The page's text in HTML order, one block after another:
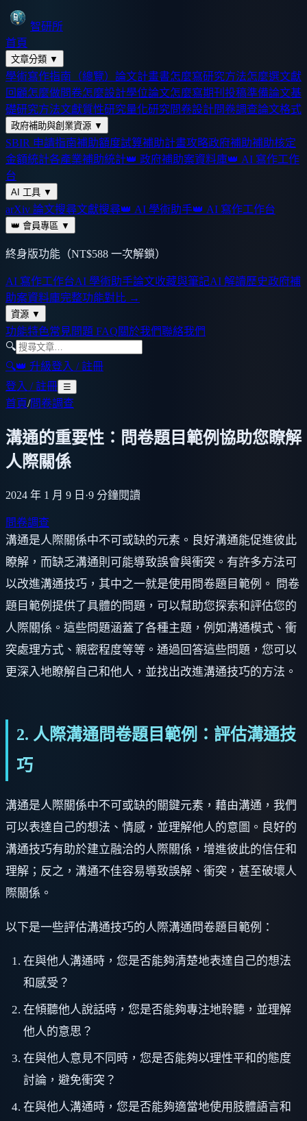
智研所
首頁
文章分類 ▼
學術寫作指南（總覽） 論文計畫書怎麼寫研究方法怎麼選文獻
回顧怎麼做問卷怎麼設計學位論文怎麼寫期刊投稿準備論文基
礎研究方法文獻質性研究量化研究問卷設計問卷調查論文格式
政府補助與創業資源 ▼
SBIR 申請指南補助額度試算補助計畫攻略政府補助補助核定
金額統計各產業補助統計👑 政府補助案資料庫👑 AI 寫作工作
台
AI 工具 ▼
arXiv 論文搜尋文獻搜尋👑 AI 學術助手👑 AI 寫作工作台
👑 會員專區 ▼
終身版功能（NT$588 一次解鎖）
AI 寫作工作台AI 學術助手論文收藏與筆記AI 解讀歷史政府補
助案資料庫完整功能對比 →
資源 ▼
功能特色常見問題 FAQ關於我們聯絡我們
🔍
🔍👑 升級登入 / 註冊
登入 / 註冊 ☰
首頁/問卷調查
溝通的重要性：問卷題目範例協助您瞭解
人際關係
2024 年 1 月 9 日 ·9 分鐘閱讀
問卷調查
溝通是人際關係中不可或缺的元素。良好溝通能促進彼此
瞭解，而缺乏溝通則可能導致誤會與衝突。有許多方法可
以改進溝通技巧，其中之一就是使用問卷題目範例。 問卷
題目範例提供了具體的問題，可以幫助您探索和評估您的
人際關係。這些問題涵蓋了各種主題，例如溝通模式、衝
突處理方式、親密程度等等。通過回答這些問題，您可以
更深入地瞭解自己和他人，並找出改進溝通技巧的方法。
2. 人際溝通問卷題目範例：評估溝通技
巧
溝通是人際關係中不可或缺的關鍵元素，藉由溝通，我們
可以表達自己的想法、情感，並理解他人的意圖。良好的
溝通技巧有助於建立融洽的人際關係，增進彼此的信任和
理解；反之，溝通不佳容易導致誤解、衝突，甚至破壞人
際關係。
以下是一些評估溝通技巧的人際溝通問卷題目範例：
在與他人溝通時，您是否能夠清楚地表達自己的想法
和感受？
在傾聽他人說話時，您是否能夠專注地聆聽，並理解
他人的意思？
在與他人意見不同時，您是否能夠以理性平和的態度
討論，避免衝突？
在與他人溝通時，您是否能夠適當地使用肢體語言和